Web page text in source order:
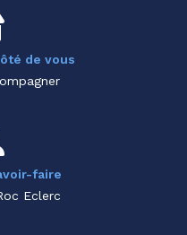
de vous
faire
Eclerc